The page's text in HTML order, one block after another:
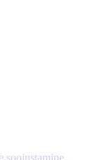
soojustamine